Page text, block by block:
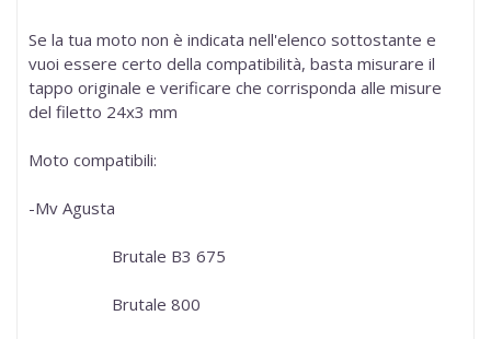
Se la tua moto non è indicata nell'elenco sottostante e
vuoi essere certo della compatibilità, basta misurare il
tappo originale e verificare che corrisponda alle misure
del filetto 24x3 mm
Moto compatibili:
-Mv Agusta
Brutale B3 675
Brutale 800